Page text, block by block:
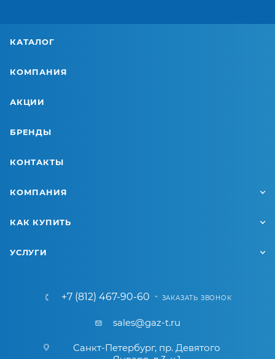
КАТАЛОГ
КОМПАНИЯ
АКЦИИ
БРЕНДЫ
КОНТАКТЫ
КОМПАНИЯ
КАК КУПИТЬ
УСЛУГИ
+7 (812) 467-90-60 ЗАКАЗАТЬ ЗВОНОК
sales@gaz-t.ru
Санкт-Петербург, пр. Девятого